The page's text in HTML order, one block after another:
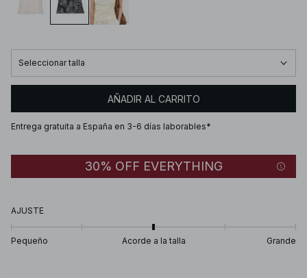
Seleccionar talla
AÑADIR AL CARRITO
Entrega gratuita a España en 3-6 días laborables*
30% OFF EVERYTHING
AJUSTE
Pequeño Acorde a la talla Grande